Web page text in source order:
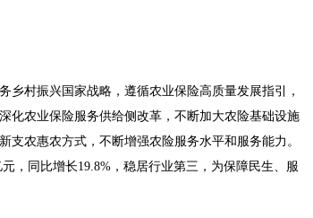
乡村振兴国家战略，遵循农业保险高质量发展指引，
化农业保险服务供给侧改革，不断加大农险基础设施
支农惠农方式，不断增强农险服务水平和服务能力。
，同比增长19.8%，稳居行业第三，为保障民生、服